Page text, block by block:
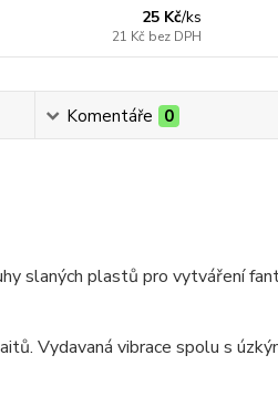
25 Kč/ks
21 Kč bez DPH
Komentáře 0
slaných plastů pro vytváření
Vydavaná vibrace spolu s